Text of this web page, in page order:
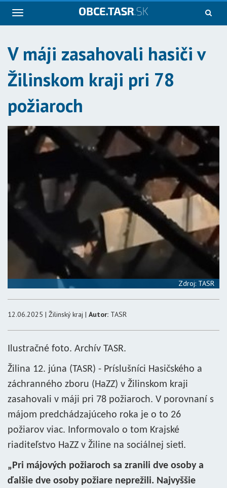
Navigácia
V máji zasahovali hasiči v
Žilinskom kraji pri 78
požiaroch
Zdroj: TASR
12.06.2025 | Žilinský kraj | Autor: TASR
Ilustračné foto. Archív TASR.
Žilina 12. júna (TASR) - Príslušníci Hasičského a
záchranného zboru (HaZZ) v Žilinskom kraji
zasahovali v máji pri 78 požiaroch. V porovnaní s
májom predchádzajúceho roka je o to 26
požiarov viac. Informovalo o tom Krajské
riaditeľstvo HaZZ v Žiline na sociálnej sieti.
„Pri májových požiaroch sa zranili dve osoby a
ďalšie dve osoby požiare neprežili. Najvyššie